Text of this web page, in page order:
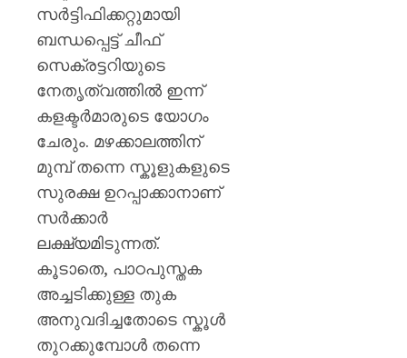
സർട്ടിഫിക്കറ്റുമായി
ബന്ധപ്പെട്ട് ചീഫ്
സെക്രട്ടറിയുടെ
നേതൃത്വത്തിൽ ഇന്ന്
കളക്ടർമാരുടെ യോഗം
ചേരും. മഴക്കാലത്തിന്
മുമ്പ് തന്നെ സ്കൂളുകളുടെ
സുരക്ഷ ഉറപ്പാക്കാനാണ്
സർക്കാർ
ലക്ഷ്യമിടുന്നത്.
കൂടാതെ, പാഠപുസ്തക
അച്ചടിക്കുള്ള തുക
അനുവദിച്ചതോടെ സ്കൂൾ
തുറക്കുമ്പോൾ തന്നെ